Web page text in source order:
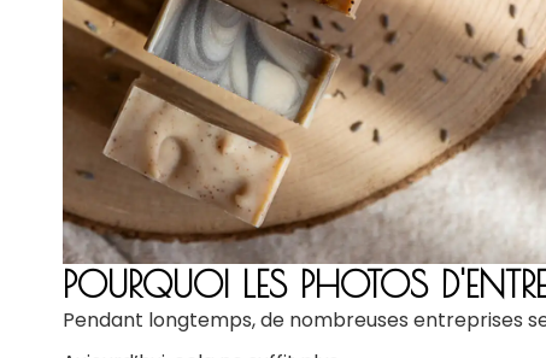
POURQUOI LES PHOTOS
Pendant longtemps, de nombreuses entreprises